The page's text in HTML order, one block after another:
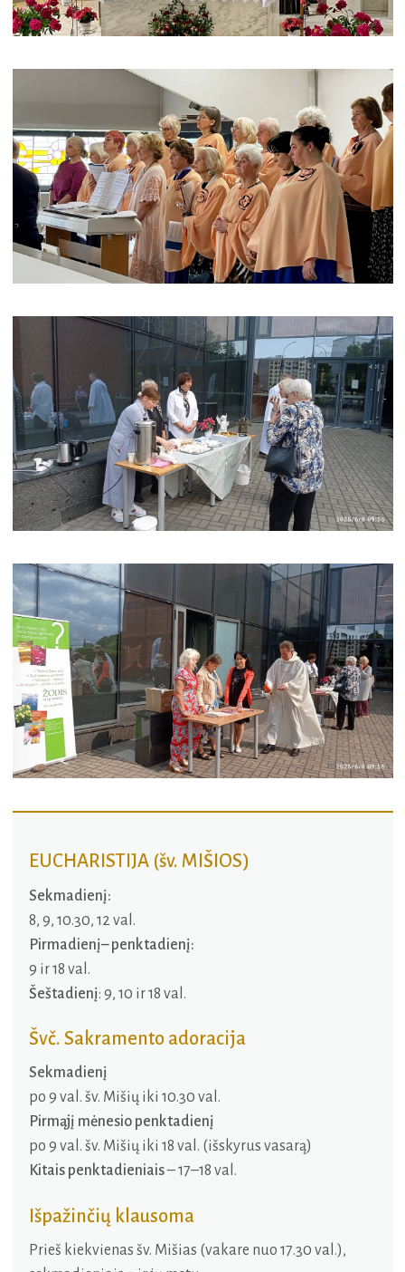
EUCHARISTIJA (šv. MIŠIOS)
Sekmadienį:
8, 9, 10.30, 12 val.
Pirmadienį– penktadienį:
9 ir 18 val.
Šeštadienį: 9, 10 ir 18 val.
Švč. Sakramento adoracija
Sekmadienį
po 9 val. šv. Mišių iki 10.30 val.
Pirmąjį mėnesio penktadienį
po 9 val. šv. Mišių iki 18 val. (išskyrus vasarą)
Kitais penktadieniais– 17–18 val.
Išpažinčių klausoma
Prieš kiekvienas šv. Mišias (vakare nuo 17.30 val.),